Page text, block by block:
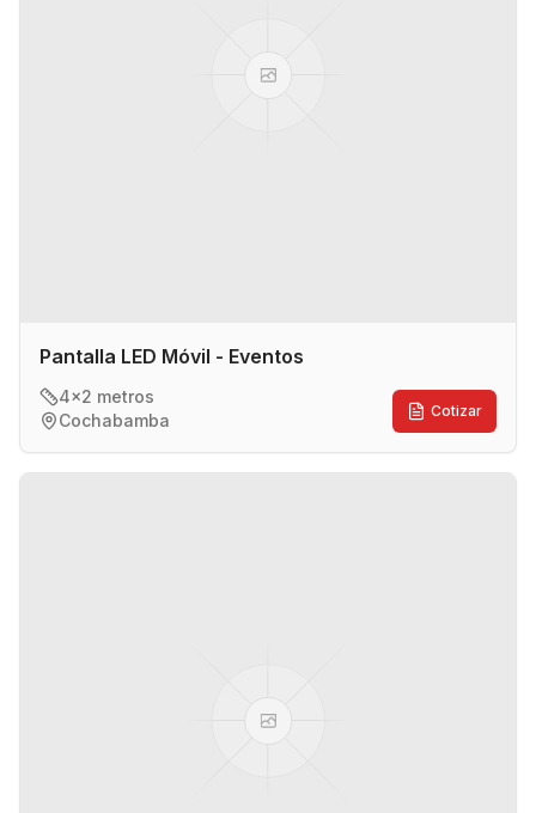
Pantalla LED Móvil - Eventos
4x2 metros
Cochabamba
Cotizar